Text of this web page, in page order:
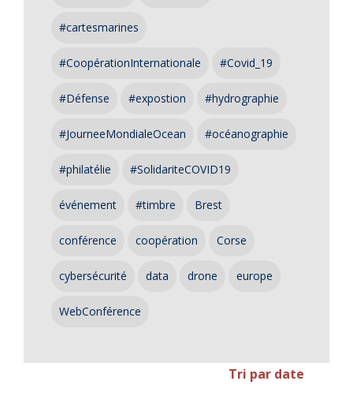
#cartesmarines
#CoopérationInternationale #Covid_19
#Défense #expostion #hydrographie
#JourneeMondialeOcean #océanographie
#philatélie #SolidariteCOVID19
événement #timbre Brest
conférence coopération Corse
cybersécurité data drone europe
WebConférence
Tri par date